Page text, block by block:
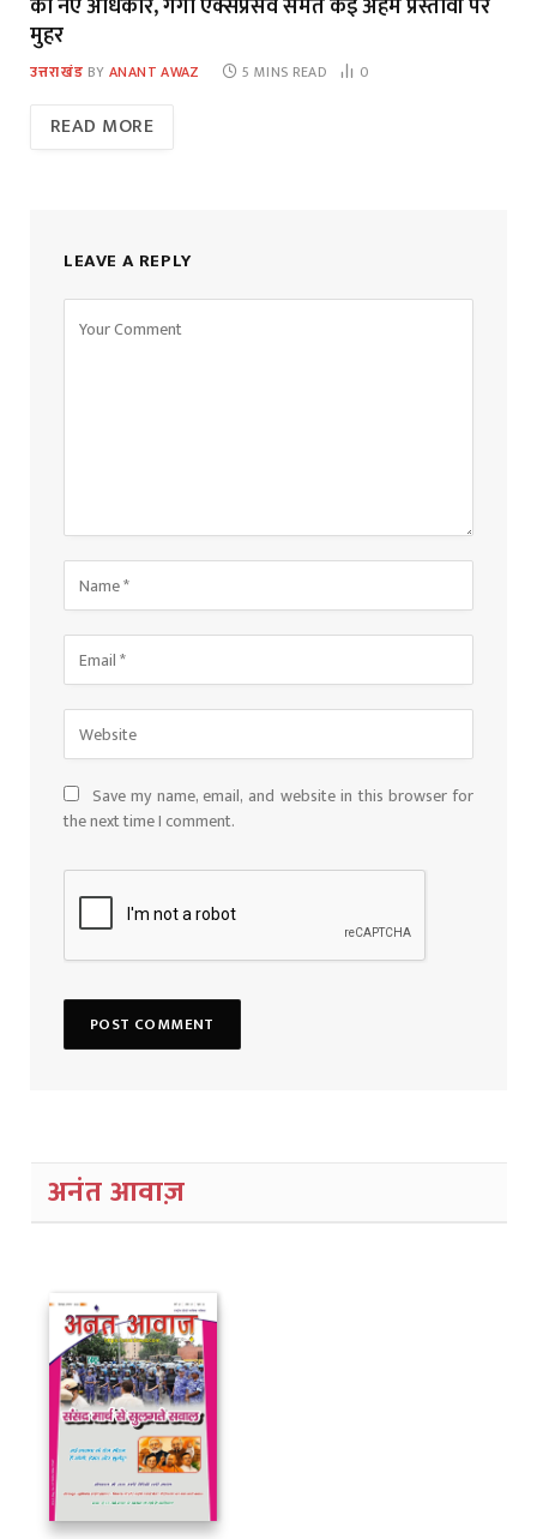
को नए अधिकार, गंगा एक्सप्रेसवे समेत कई अहम प्रस्तावों पर
मुहर
उत्तराखंड BY ANANT AWAZ 5 MINS READ 0
READ MORE
LEAVE A REPLY
Save my name, email, and website in this browser for
the next time I comment.
अनंत आवाज़